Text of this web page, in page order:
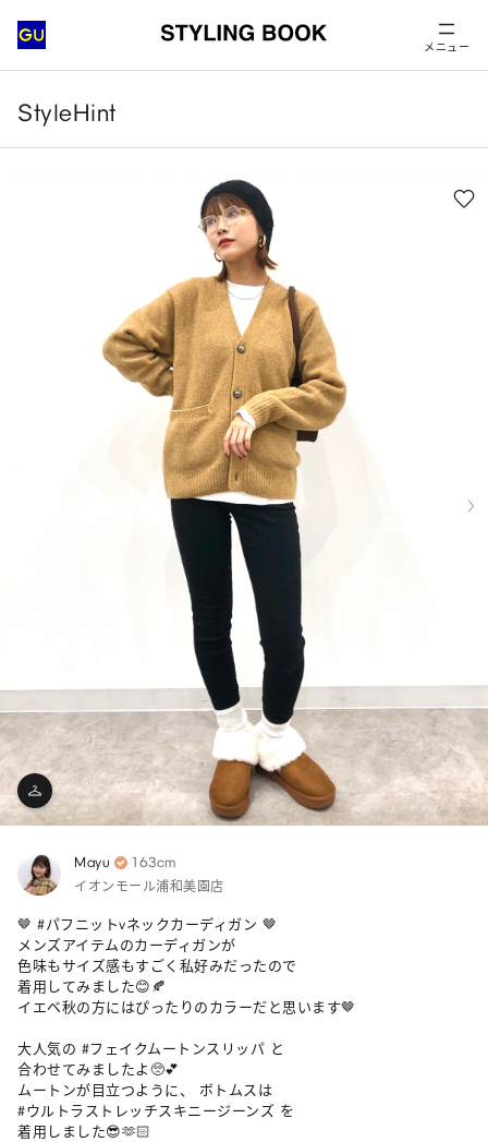
メニュー
StyleHint
Mayu 163cm
イオンモール浦和美園店
🤎 #パフニットvネックカーディガン 🤎
メンズアイテムのカーディガンが
色味もサイズ感もすごく私好みだったので
着用してみました😊🍂
イエベ秋の方にはぴったりのカラーだと思います🤎
大人気の #フェイクムートンスリッパ と
合わせてみましたよ🥺💕
ムートンが目立つように、 ボトムスは
#ウルトラストレッチスキニージーンズ を
着用しました😎🫶🏻